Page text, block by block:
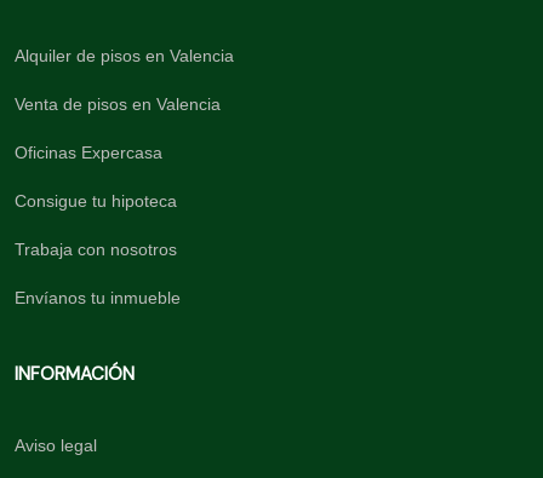
Alquiler de pisos en Valencia
Venta de pisos en Valencia
Oficinas Expercasa
Consigue tu hipoteca
Trabaja con nosotros
Envíanos tu inmueble
INFORMACIÓN
Aviso legal